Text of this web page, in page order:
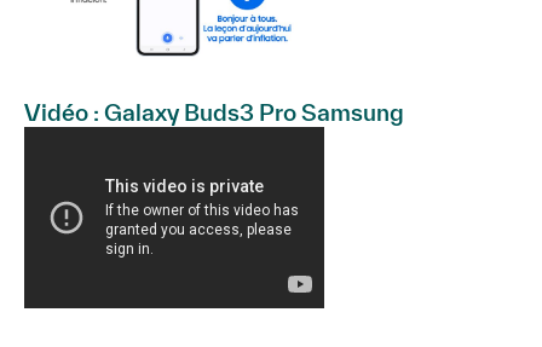
Vidéo : Galaxy Buds3 Pro Samsung